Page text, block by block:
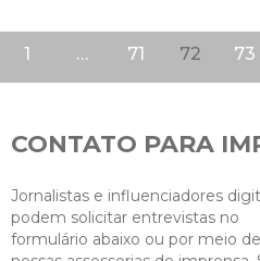
1 … 71 72 73
CONTATO PARA
Jornalistas e influenciadores
podem solicitar entrevistas no
formulário abaixo ou por meio de